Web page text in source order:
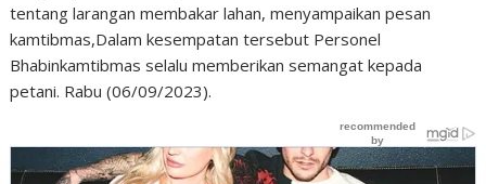
tentang larangan membakar lahan, menyampaikan pesan
kamtibmas,Dalam kesempatan tersebut Personel
Bhabinkamtibmas selalu memberikan semangat kepada
petani. Rabu (06/09/2023).